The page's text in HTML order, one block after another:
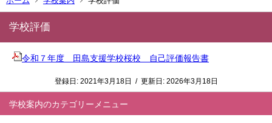
学校案内
学校評価
令和７年度 田島支援学校桜校 自己評価報告書
登録日: 2021年3月18日 / 更新日: 2026年3月18日